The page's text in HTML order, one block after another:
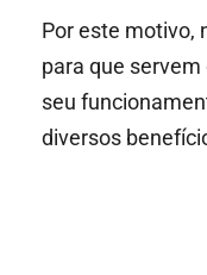
Por este motivo,
para que
seu
diversos